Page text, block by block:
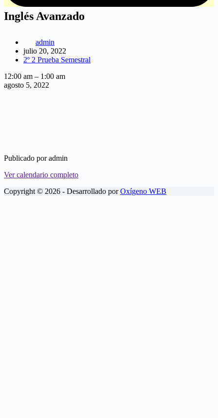
Inglés Avanzado
admin
julio 20, 2022
2º 2 Prueba Semestral
Inglés
Avanzado
12:00 am – 1:00 am
agosto 5, 2022
Publicado por admin
Ver calendario completo
Copyright © 2026 - Desarrollado porOxígeno WEB